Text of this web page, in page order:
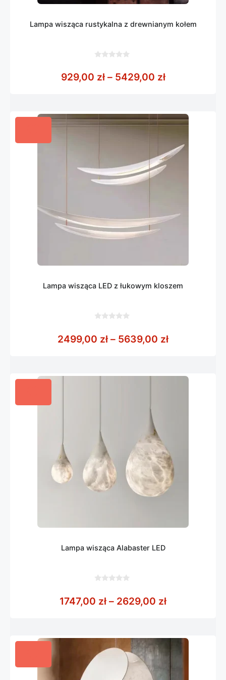
Lampa wisząca rustykalna z drewnianym kołem
5
929,00 zł – 5429,00 złZakres cen:
Lampa wisząca LED z łukowym kloszem
5
2499,00 zł – 5639,00 złZakres cen:
Lampa wisząca Alabaster LED
5
1747,00 zł – 2629,00 złZakres cen: